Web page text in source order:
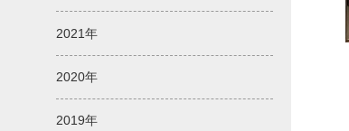
2021年
2020年
2019年